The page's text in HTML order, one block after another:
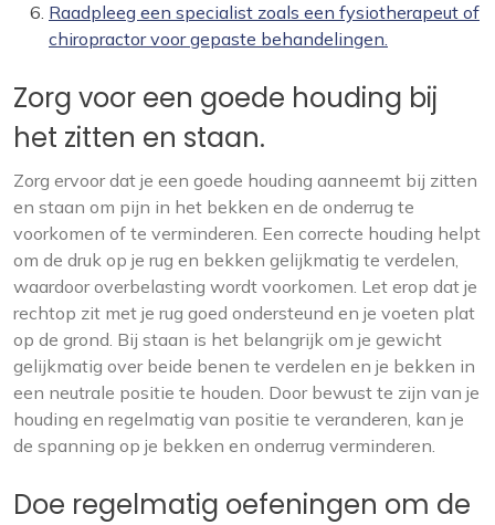
Raadpleeg een specialist zoals een fysiotherapeut of
chiropractor voor gepaste behandelingen.
Zorg voor een goede houding bij
het zitten en staan.
Zorg ervoor dat je een goede houding aanneemt bij zitten
en staan om pijn in het bekken en de onderrug te
voorkomen of te verminderen. Een correcte houding helpt
om de druk op je rug en bekken gelijkmatig te verdelen,
waardoor overbelasting wordt voorkomen. Let erop dat je
rechtop zit met je rug goed ondersteund en je voeten plat
op de grond. Bij staan is het belangrijk om je gewicht
gelijkmatig over beide benen te verdelen en je bekken in
een neutrale positie te houden. Door bewust te zijn van je
houding en regelmatig van positie te veranderen, kan je
de spanning op je bekken en onderrug verminderen.
Doe regelmatig oefeningen om de